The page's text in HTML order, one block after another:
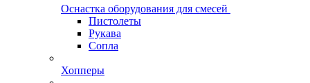
Оснастка оборудования для смесей
Пистолеты
Рукава
Сопла
Хопперы